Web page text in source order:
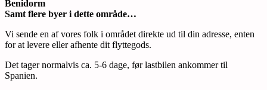
Benidorm
Samt flere byer i dette område…
Vi sende en af vores folk i området direkte ud til din adresse, enten
for at levere eller afhente dit flyttegods.
Det tager normalvis ca. 5-6 dage, før lastbilen ankommer til
Spanien.